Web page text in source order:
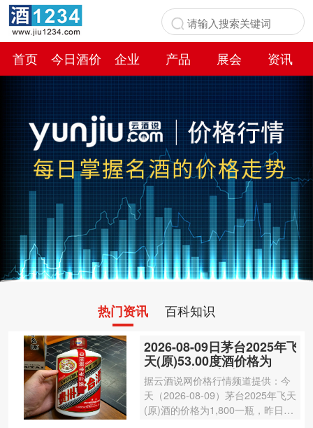
首页 今日酒价 企业 产品 展会
资讯
百科
热门资讯 百科知识
2026-08-09日茅台2025年飞
天(原)53.00度酒价格为
1,800一瓶，上涨 20元
据云酒说网价格行情频道提供：今
天（2026-08-09）茅台2025年飞天
(原)酒的价格为1,800一瓶，昨日价